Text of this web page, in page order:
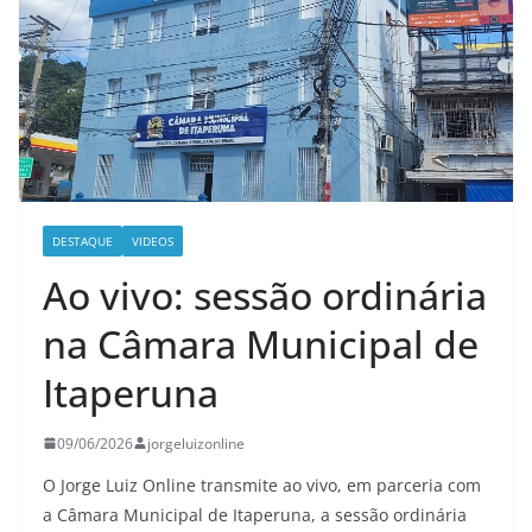
DESTAQUE VIDEOS
Ao vivo: sessão ordinária
na Câmara Municipal de
Itaperuna
09/06/2026 jorgeluizonline
O Jorge Luiz Online transmite ao vivo, em parceria com
a Câmara Municipal de Itaperuna, a sessão ordinária